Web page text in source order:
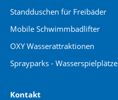
Standduschen für Freibäder
Mobile Schwimmbadlifter
OXY Wasserattraktionen
Sprayparks - Wasserspielplätze
Kontakt